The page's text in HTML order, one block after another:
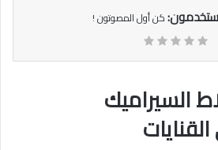
كن أول المصوتون !
السيراميك